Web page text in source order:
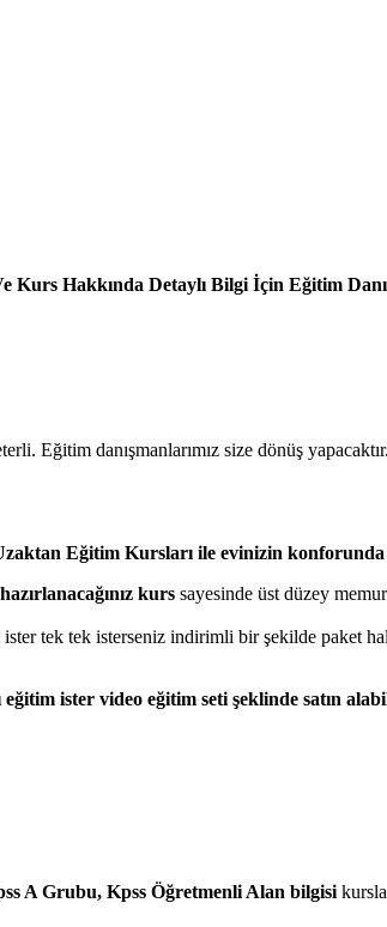
Kurs Hakkında Detaylı Bilgi İçin Eğitim
Eğitim danışmanlarımız size dönüş yapacaktır.
Eğitim Kursları ile evinizin konforunda
kurs sayesinde üst düzey
ister tek tek isterseniz indirimli bir şekilde paket
ister video eğitim seti şeklinde satın
A Grubu, Kpss Öğretmenli Alan bilgisi